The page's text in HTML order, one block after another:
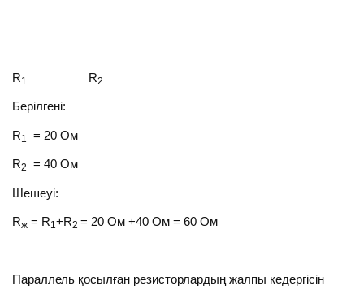
R1 R2
Берілгені:
R1 = 20 Ом
R2 = 40 Ом
Шешеуі:
Rж = R1+R2= 20 Ом +40 Ом = 60 Ом
Параллель қосылған резисторлардың жалпы кедергісін